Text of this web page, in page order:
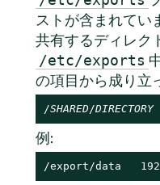
ストが含まれてい
共有するディレク
/etc/exports
の項目から成り立
/SHARED/DIRECTORY
例:
/export/data